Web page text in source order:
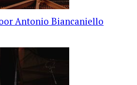
Antonio Biancaniello